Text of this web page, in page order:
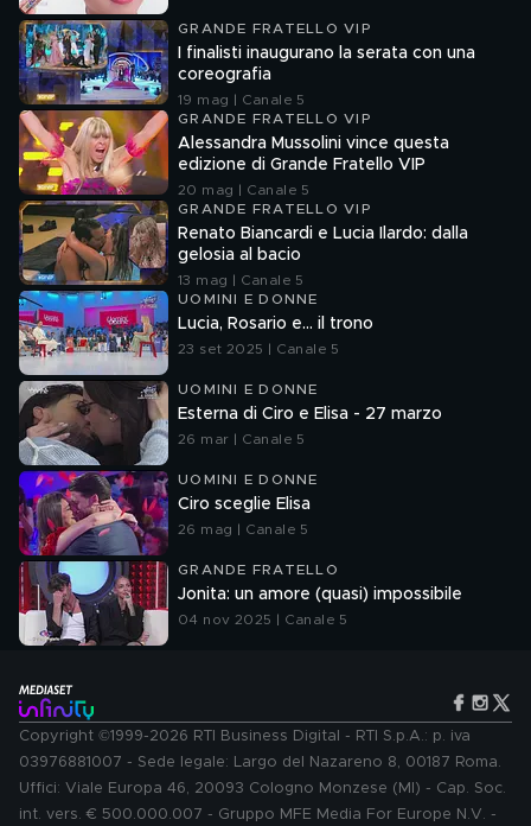
GRANDE FRATELLO VIP
I finalisti inaugurano la serata con una
coreografia
19 mag | Canale 5
GRANDE FRATELLO VIP
Alessandra Mussolini vince questa
edizione di Grande Fratello VIP
20 mag | Canale 5
GRANDE FRATELLO VIP
Renato Biancardi e Lucia Ilardo: dalla
gelosia al bacio
13 mag | Canale 5
UOMINI E DONNE
Lucia, Rosario e... il trono
23 set 2025 | Canale 5
UOMINI E DONNE
Esterna di Ciro e Elisa - 27 marzo
26 mar | Canale 5
UOMINI E DONNE
Ciro sceglie Elisa
26 mag | Canale 5
GRANDE FRATELLO
Jonita: un amore (quasi) impossibile
04 nov 2025 | Canale 5
Copyright ©1999-2026 RTI Business Digital - RTI S.p.A.: p. iva
03976881007 - Sede legale: Largo del Nazareno 8, 00187 Roma.
Uffici: Viale Europa 46, 20093 Cologno Monzese (MI) - Cap. Soc.
int. vers. € 500.000.007 - Gruppo MFE Media For Europe N.V. -